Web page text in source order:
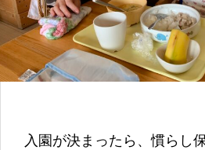
入園が決まったら、慣らし